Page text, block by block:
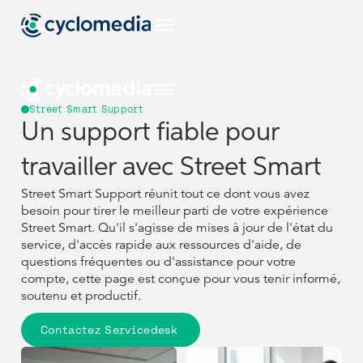
Ressources
Afficher toutes
les ressources
Street Smart
L'entreprise
EU
US
NL
DE
Secteurs
secteurs
Cas D'usage
Afficher tous les
cas d'utilisation
Produits &
Technologies
Voir tous nos
produits et
technologies
Street Smart Support
Un support fiable pour
travailler avec Street Smart
Street Smart Support réunit tout ce dont vous avez
besoin pour tirer le meilleur parti de votre expérience
Street Smart. Qu'il s'agisse de mises à jour de l'état du
service, d'accès rapide aux ressources d'aide, de
questions fréquentes ou d'assistance pour votre
compte, cette page est conçue pour vous tenir informé,
soutenu et productif.
Contactez Servicedesk
FR
EU
US
Secteurs
Afficher tous les
secteurs
Cas D'usage
Afficher tous les
cas d'utilisation
Produits &
Technologies
Voir tous nos
produits et
FR
EU
US
Secteurs
Afficher tous les
secteurs
Cas D'usage
Afficher tous les
cas d'utilisation
Produits &
Technologies
Voir tous nos
produits et